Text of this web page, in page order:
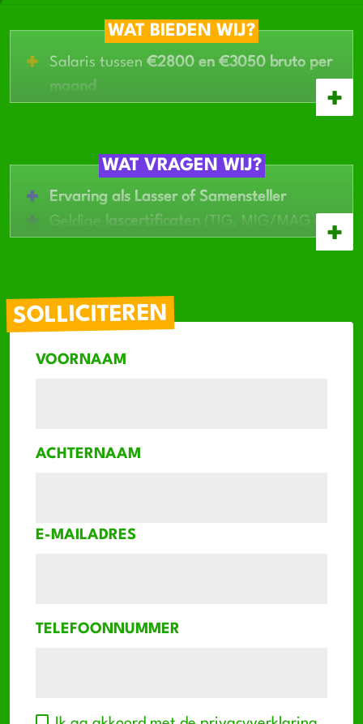
WAT BIEDEN WIJ?
Salaris tussen €2800 en €3050 bruto per
maand
Werken in een moderne engoed uitgeruste
Mogelijkheid om jezelf verder te
WAT VRAGEN WIJ?
Ervaring als Lasser of Samensteller
Geldige lascertificaten (TIG, MIG/MAG of
Je werktnauwkeurig
Teamspeler met een praktische instelling
SOLLICITEREN
VOORNAAM
ACHTERNAAM
E-MAILADRES
TELEFOONNUMMER